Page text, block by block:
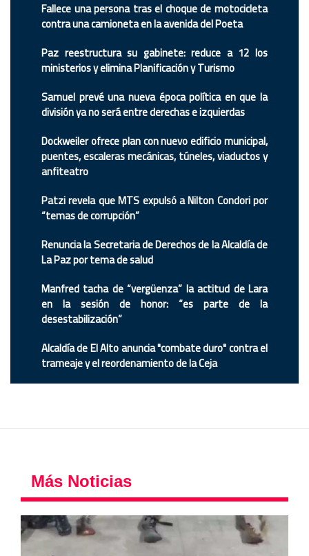
Fallece una persona tras el choque de motocicleta
contra una camioneta en la avenida del Poeta
Paz reestructura su gabinete: reduce a 12 los
ministerios y elimina Planificación y Turismo
Samuel prevé una nueva época política en que la
división ya no será entre derechas e izquierdas
Dockweiler ofrece plan con nuevo edificio municipal,
puentes, escaleras mecánicas, túneles, viaductos y
anfiteatro
Patzi revela que MTS expulsó a Nilton Condori por
“temas de corrupción”
Renuncia la Secretaria de Derechos de la Alcaldía de
La Paz por tema de salud
Manfred tacha de “vergüenza” la actitud de Lara
en la sesión de honor: “es parte de la
desestabilización”
Alcaldía de El Alto anuncia "combate duro" contra el
trameaje y el reordenamiento de la Ceja
Más Noticias